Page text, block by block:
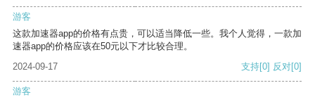
游客
这款加速器app的价格有点贵，可以适当降低一些。我个人觉得，一款加
速器app的价格应该在50元以下才比较合理。
2024-09-17
支持[0] 反对[0]
游客